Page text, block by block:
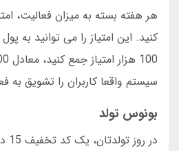
هر هفته بسته به میزان فعالیت،
کنید. این امتیاز را می توانید به
سیستم واقعا کاربران را تشویق به
بونوس تولد